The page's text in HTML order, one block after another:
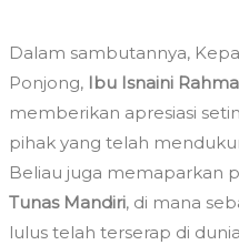
Dalam sambutannya,
Ponjong, Ibu Isnaini
memberikan apresiasi
pihak yang telah
Beliau juga memaparkan
Tunas Mandiri, di mana
lulus telah terserap di